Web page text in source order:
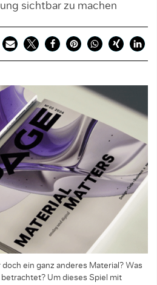
sichtbar zu machen
ein ganz anderes Material? Was
Um dieses Spiel mit